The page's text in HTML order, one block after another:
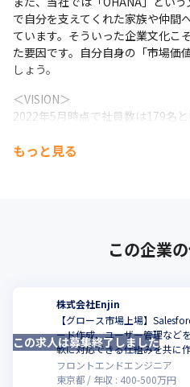
で自分を支えてくれた家族や仲間
ています。そういった企業文化こ
た要因です。自分自身の「市場価
しょう。
＜VISION＞
2022年5月時点で社員数は179名と
柔軟かつスピーディーにアップデ
もっと見る
この企業
株式会社Enjin
【グロース市場上場】
ード作成、ユーザー管理など
軟に対応できる仕組みを共に
フロントエンドエンジニア
東京都
年収 : 400-500万円
この求人は募集終了しました